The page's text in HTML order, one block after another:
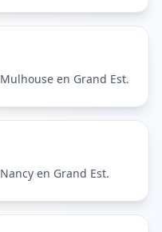
Mulhouse en Grand Est.
Nancy en Grand Est.